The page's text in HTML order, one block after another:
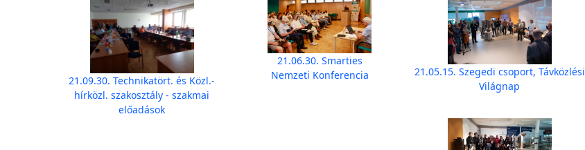
21.09.30. Technikatört. és Közl.-
hírközl. szakosztály - szakmai
előadások
21.06.30. Smarties
Nemzeti Konferencia
21.05.15. Szegedi csoport, Távközlési
Világnap